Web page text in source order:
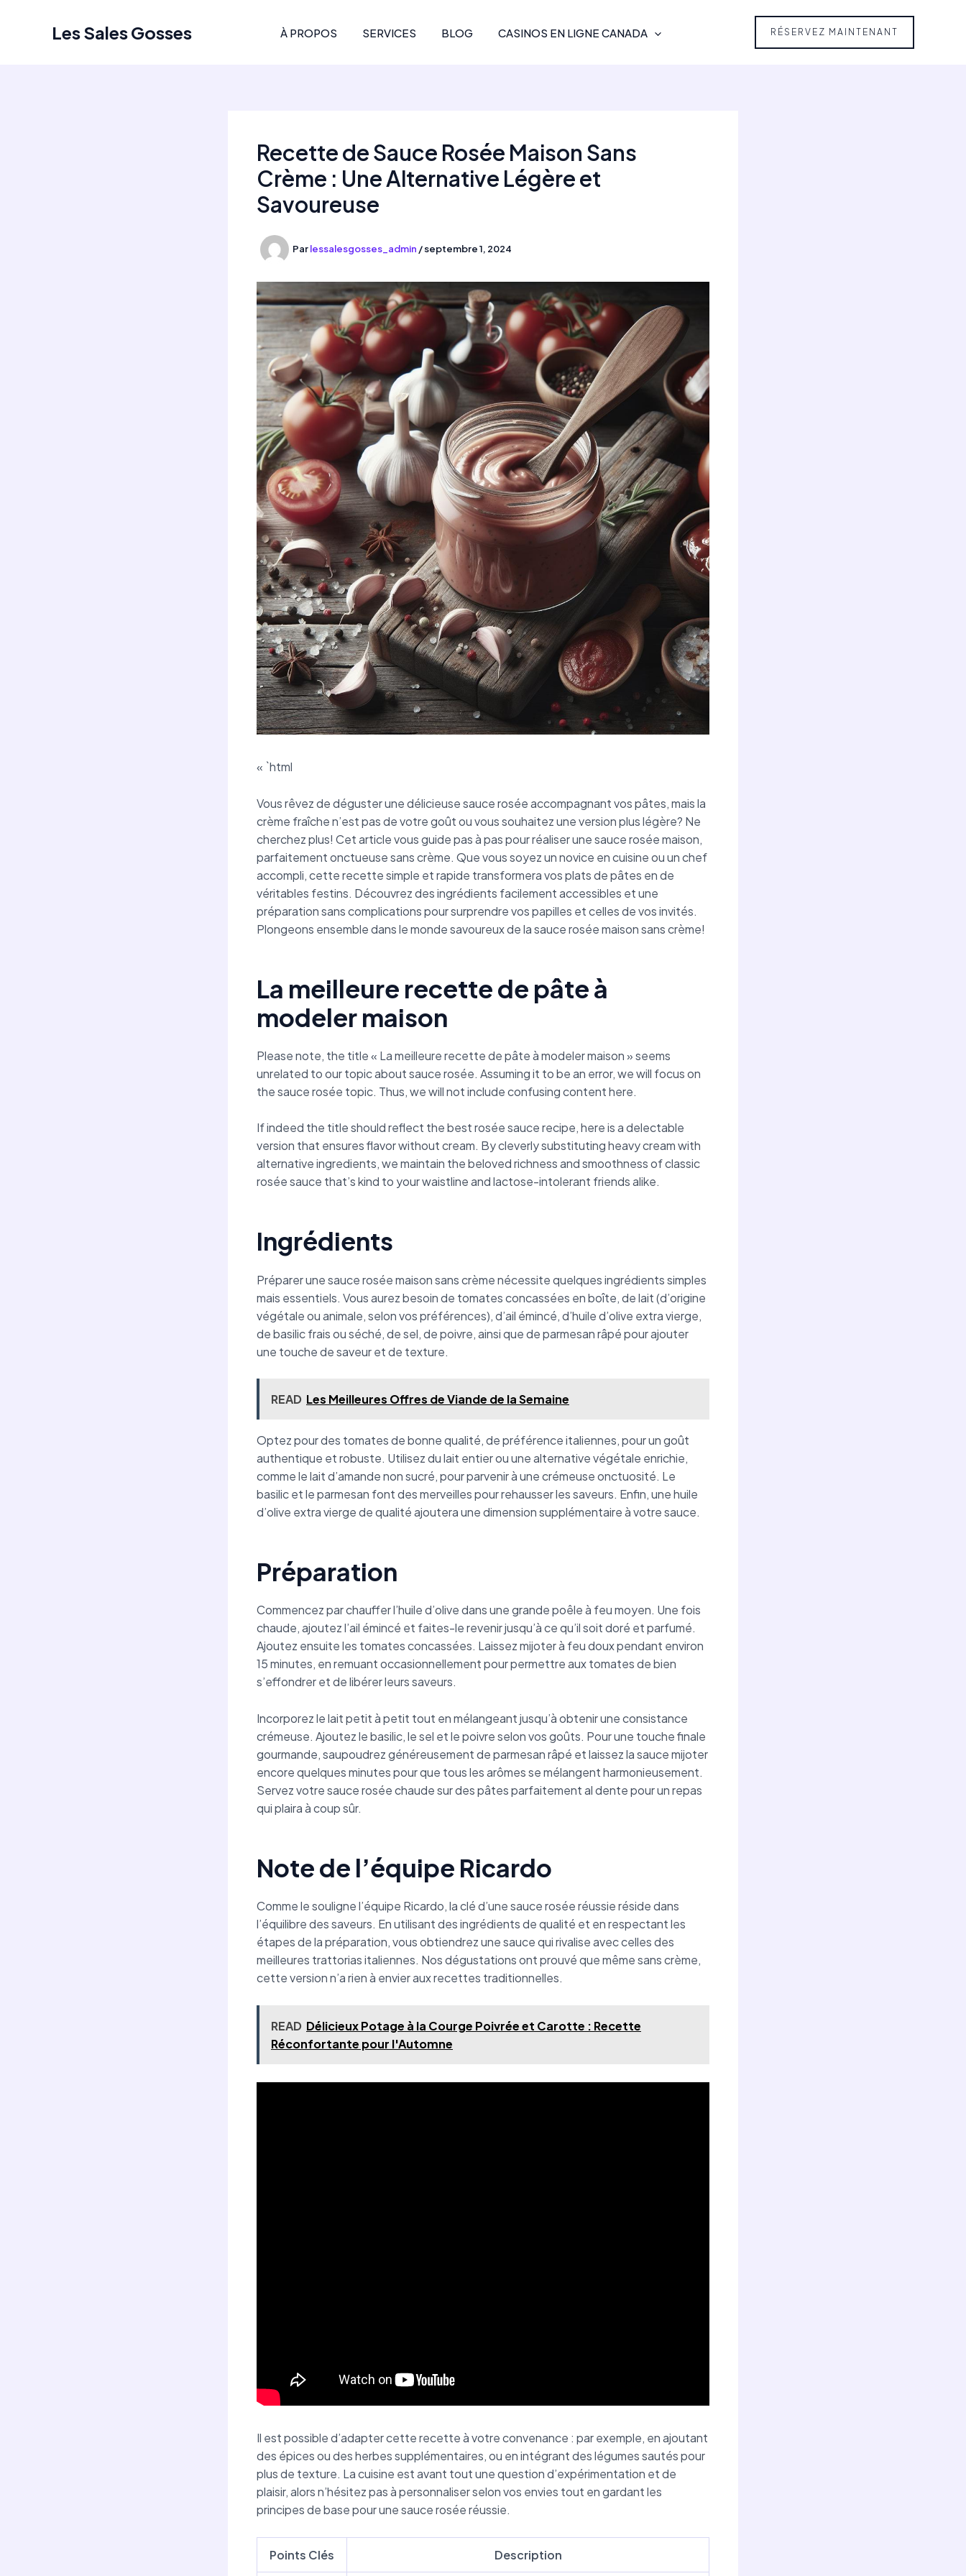
Les Sales Gosses À PROPOS SERVICES BLOG CASINOS EN LIGNE CANADA RÉSERVEZ MAINTENANT
Recette de Sauce Rosée Maison Sans
Crème : Une Alternative Légère et
Savoureuse
Parlessalesgosses_admin /septembre 1, 2024
« `html
Vous rêvez de déguster une délicieuse sauce rosée accompagnant vos pâtes, mais la
crème fraîche n’est pas de votre goût ou vous souhaitez une version plus légère? Ne
cherchez plus! Cet article vous guide pas à pas pour réaliser une sauce rosée maison,
parfaitement onctueuse sans crème. Que vous soyez un novice en cuisine ou un chef
accompli, cette recette simple et rapide transformera vos plats de pâtes en de
véritables festins. Découvrez des ingrédients facilement accessibles et une
préparation sans complications pour surprendre vos papilles et celles de vos invités.
Plongeons ensemble dans le monde savoureux de la sauce rosée maison sans crème!
La meilleure recette de pâte à
modeler maison
Please note, the title « La meilleure recette de pâte à modeler maison » seems
unrelated to our topic about sauce rosée. Assuming it to be an error, we will focus on
the sauce rosée topic. Thus, we will not include confusing content here.
If indeed the title should reflect the best rosée sauce recipe, here is a delectable
version that ensures flavor without cream. By cleverly substituting heavy cream with
alternative ingredients, we maintain the beloved richness and smoothness of classic
rosée sauce that’s kind to your waistline and lactose-intolerant friends alike.
Ingrédients
Préparer une sauce rosée maison sans crème nécessite quelques ingrédients simples
mais essentiels. Vous aurez besoin de tomates concassées en boîte, de lait (d’origine
végétale ou animale, selon vos préférences), d’ail émincé, d’huile d’olive extra vierge,
de basilic frais ou séché, de sel, de poivre, ainsi que de parmesan râpé pour ajouter
une touche de saveur et de texture.
READ Les Meilleures Offres de Viande de la Semaine
Optez pour des tomates de bonne qualité, de préférence italiennes, pour un goût
authentique et robuste. Utilisez du lait entier ou une alternative végétale enrichie,
comme le lait d’amande non sucré, pour parvenir à une crémeuse onctuosité. Le
basilic et le parmesan font des merveilles pour rehausser les saveurs. Enfin, une huile
d’olive extra vierge de qualité ajoutera une dimension supplémentaire à votre sauce.
Préparation
Commencez par chauffer l’huile d’olive dans une grande poêle à feu moyen. Une fois
chaude, ajoutez l’ail émincé et faites-le revenir jusqu’à ce qu’il soit doré et parfumé.
Ajoutez ensuite les tomates concassées. Laissez mijoter à feu doux pendant environ
15 minutes, en remuant occasionnellement pour permettre aux tomates de bien
s’effondrer et de libérer leurs saveurs.
Incorporez le lait petit à petit tout en mélangeant jusqu’à obtenir une consistance
crémeuse. Ajoutez le basilic, le sel et le poivre selon vos goûts. Pour une touche finale
gourmande, saupoudrez généreusement de parmesan râpé et laissez la sauce mijoter
encore quelques minutes pour que tous les arômes se mélangent harmonieusement.
Servez votre sauce rosée chaude sur des pâtes parfaitement al dente pour un repas
qui plaira à coup sûr.
Note de l’équipe Ricardo
Comme le souligne l’équipe Ricardo, la clé d’une sauce rosée réussie réside dans
l’équilibre des saveurs. En utilisant des ingrédients de qualité et en respectant les
étapes de la préparation, vous obtiendrez une sauce qui rivalise avec celles des
meilleures trattorias italiennes. Nos dégustations ont prouvé que même sans crème,
cette version n’a rien à envier aux recettes traditionnelles.
READ Délicieux Potage à la Courge Poivrée et Carotte : Recette
Réconfortante pour l'Automne
Il est possible d’adapter cette recette à votre convenance : par exemple, en ajoutant
des épices ou des herbes supplémentaires, ou en intégrant des légumes sautés pour
plus de texture. La cuisine est avant tout une question d’expérimentation et de
plaisir, alors n’hésitez pas à personnaliser selon vos envies tout en gardant les
principes de base pour une sauce rosée réussie.
Points Clés Description